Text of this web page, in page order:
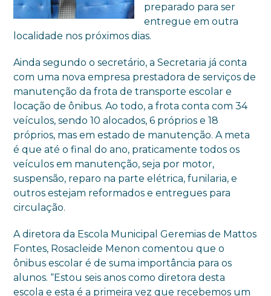
preparado para ser
entregue em outra
localidade nos próximos dias.
Ainda segundo o secretário, a Secretaria já conta
com uma nova empresa prestadora de serviços de
manutenção da frota de transporte escolar e
locação de ônibus. Ao todo, a frota conta com 34
veículos, sendo 10 alocados, 6 próprios e 18
próprios, mas em estado de manutenção. A meta
é que até o final do ano, praticamente todos os
veículos em manutenção, seja por motor,
suspensão, reparo na parte elétrica, funilaria, e
outros estejam reformados e entregues para
circulação.
A diretora da Escola Municipal Geremias de Mattos
Fontes, Rosacleide Menon comentou que o
ônibus escolar é de suma importância para os
alunos. “Estou seis anos como diretora desta
escola e esta é a primeira vez que recebemos um